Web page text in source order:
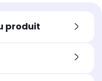
de réponse
produit